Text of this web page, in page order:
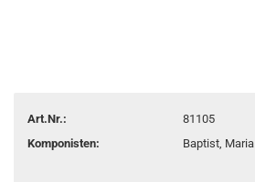
Art.Nr.:
81105
Komponisten:
Baptist, Maria